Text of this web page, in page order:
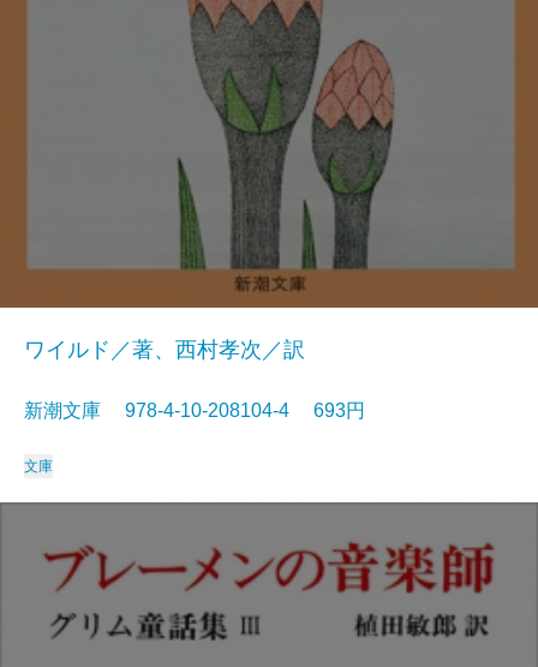
ワイルド／著、西村孝次／訳
新潮文庫 978-4-10-208104-4 693円
文庫